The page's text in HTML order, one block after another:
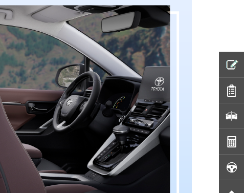
ĐĂNG KÝ
ĐỊNH GIÁ XE MIỄN PHÍ
×